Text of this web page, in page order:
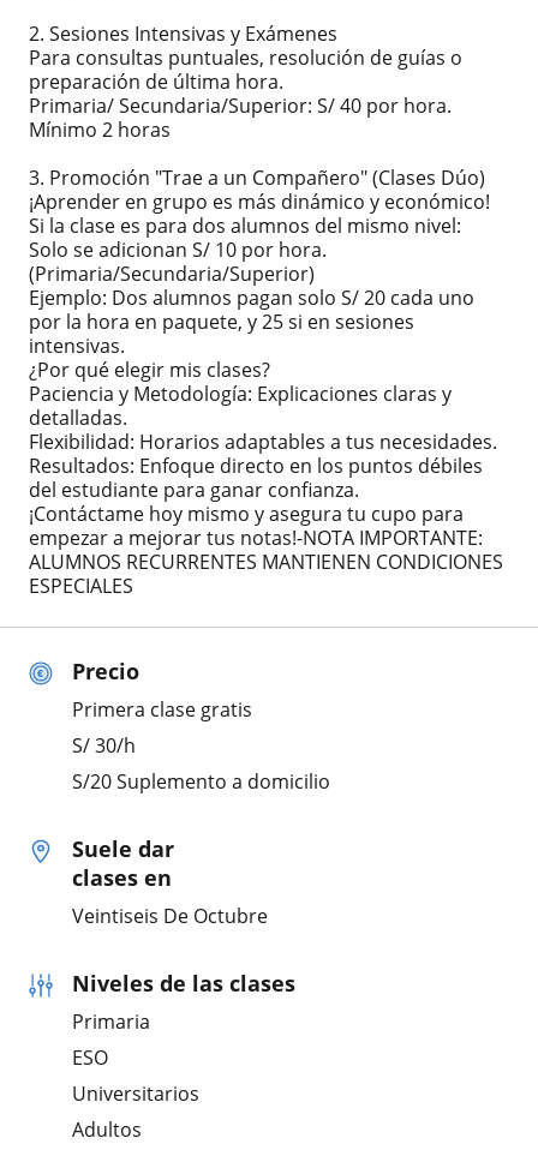
Precio
Primera clase gratis
S/30/h
S/20 Suplemento a domicilio
Suele dar
clases en
Veintiseis De Octubre
Niveles de las clases
Primaria
ESO
Universitarios
Adultos
​2. Sesiones Intensivas y Exámenes
​Para consultas puntuales, resolución de guías o
preparación de última hora.
​Primaria/ Secundaria/Superior: S/ 40 por hora.
Mínimo 2 horas
​3. Promoción "Trae a un Compañero" (Clases Dúo)
​¡Aprender en grupo es más dinámico y económico!
Si la clase es para dos alumnos del mismo nivel:
​Solo se adicionan S/ 10 por hora.
(Primaria/Secundaria/Superior)
​Ejemplo: Dos alumnos pagan solo S/ 20 cada uno
por la hora en paquete, y 25 si en sesiones
intensivas.
​¿Por qué elegir mis clases?
​Paciencia y Metodología: Explicaciones claras y
detalladas.
​Flexibilidad: Horarios adaptables a tus necesidades.
​Resultados: Enfoque directo en los puntos débiles
del estudiante para ganar confianza.
​¡Contáctame hoy mismo y asegura tu cupo para
empezar a mejorar tus notas!-NOTA IMPORTANTE:
ALUMNOS RECURRENTES MANTIENEN CONDICIONES
ESPECIALES